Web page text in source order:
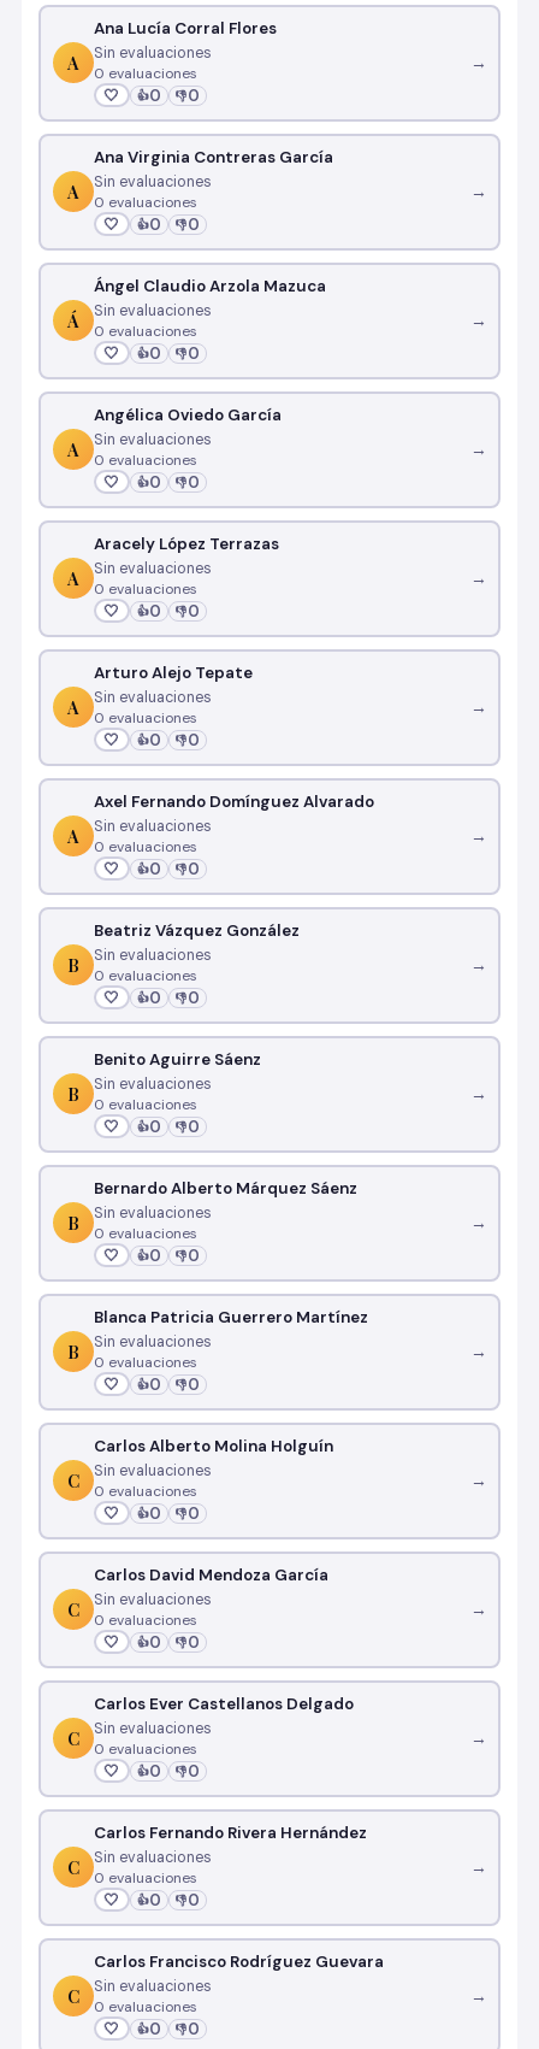
A
Ana Lucía Corral Flores
Sin evaluaciones
0 evaluaciones
🤍 👍0 👎0
→
A
Ana Virginia Contreras García
Sin evaluaciones
0 evaluaciones
🤍 👍0 👎0
→
Á
Ángel Claudio Arzola Mazuca
Sin evaluaciones
0 evaluaciones
🤍 👍0 👎0
→
A
Angélica Oviedo García
Sin evaluaciones
0 evaluaciones
🤍 👍0 👎0
→
A
Aracely López Terrazas
Sin evaluaciones
0 evaluaciones
🤍 👍0 👎0
→
A
Arturo Alejo Tepate
Sin evaluaciones
0 evaluaciones
🤍 👍0 👎0
→
A
Axel Fernando Domínguez Alvarado
Sin evaluaciones
0 evaluaciones
🤍 👍0 👎0
→
B
Beatriz Vázquez González
Sin evaluaciones
0 evaluaciones
🤍 👍0 👎0
→
B
Benito Aguirre Sáenz
Sin evaluaciones
0 evaluaciones
🤍 👍0 👎0
→
B
Bernardo Alberto Márquez Sáenz
Sin evaluaciones
0 evaluaciones
🤍 👍0 👎0
→
B
Blanca Patricia Guerrero Martínez
Sin evaluaciones
0 evaluaciones
🤍 👍0 👎0
→
C
Carlos Alberto Molina Holguín
Sin evaluaciones
0 evaluaciones
🤍 👍0 👎0
→
C
Carlos David Mendoza García
Sin evaluaciones
0 evaluaciones
🤍 👍0 👎0
→
C
Carlos Ever Castellanos Delgado
Sin evaluaciones
0 evaluaciones
🤍 👍0 👎0
→
C
Carlos Fernando Rivera Hernández
Sin evaluaciones
0 evaluaciones
🤍 👍0 👎0
→
C
Carlos Francisco Rodríguez Guevara
Sin evaluaciones
0 evaluaciones
🤍 👍0 👎0
→